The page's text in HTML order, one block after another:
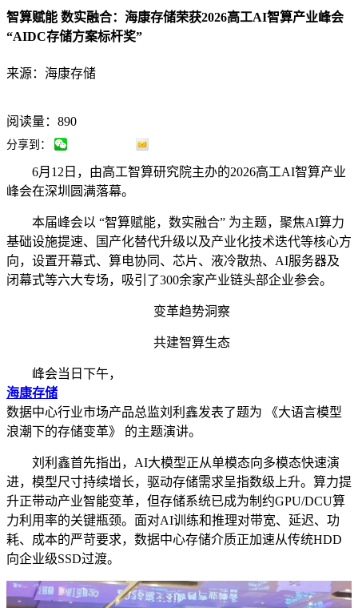
智算赋能 数实融合：海康存储荣获2026高工AI智算产业峰会
“AIDC存储方案标杆奖”
来源：海康存储
阅读量：890
分享到：
6月12日，由高工智算研究院主办的2026高工AI智算产业
峰会在深圳圆满落幕。
本届峰会以 “智算赋能，数实融合” 为主题，聚焦AI算力
基础设施提速、国产化替代升级以及产业化技术迭代等核心方
向，设置开幕式、算电协同、芯片、液冷散热、AI服务器及
闭幕式等六大专场，吸引了300余家产业链头部企业参会。
变革趋势洞察
共建智算生态
峰会当日下午，
海康存储
数据中心行业市场产品总监刘利鑫发表了题为 《大语言模型
浪潮下的存储变革》 的主题演讲。
刘利鑫首先指出，AI大模型正从单模态向多模态快速演
进，模型尺寸持续增长，驱动存储需求呈指数级上升。算力提
升正带动产业智能变革，但存储系统已成为制约GPU/DCU算
力利用率的关键瓶颈。面对AI训练和推理对带宽、延迟、功
耗、成本的严苛要求，数据中心存储介质正加速从传统HDD
向企业级SSD过渡。